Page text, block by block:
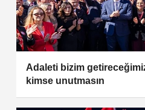
Adaleti bizim
kimse unutmasın